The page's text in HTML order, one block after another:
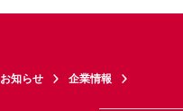
お知らせ 企業情報